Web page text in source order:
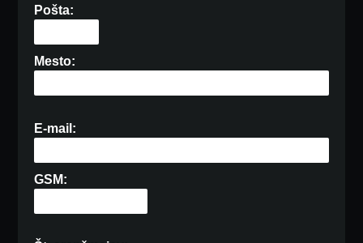
Pošta:
Mesto:
E-mail:
GSM: